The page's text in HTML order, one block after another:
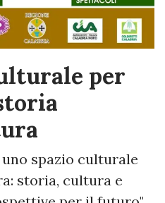
per
spazio culturale
storia, cultura e